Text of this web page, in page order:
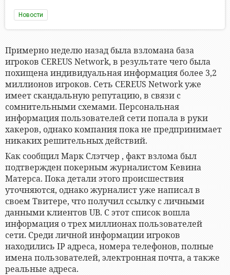
Новости
Примерно неделю назад была взломана база
игроков CEREUS Network, в результате чего была
похищена индивидуальная информация более 3,2
миллионов игроков. Сеть CEREUS Network уже
имеет скандальную репутацию, в связи с
сомнительными схемами. Персональная
информация пользователей сети попала в руки
хакеров, однако компания пока не предпринимает
никаких решительных действий.
Как сообщил Марк Слэтчер , факт взлома был
подтвержден покерным журналистом Кевина
Матерса. Пока детали этого происшествия
уточняются, однако журналист уже написал в
своем Твитере, что получил ссылку с личными
данными клиентов UB. С этот список вошла
информация о трех миллионах пользователей
сети. Среди личной информации игроков
находились IP адреса, номера телефонов, полные
имена пользователей, электронная почта, а также
реальные адреса.